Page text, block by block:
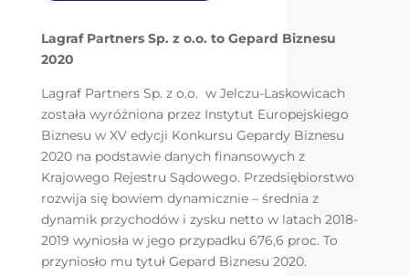
Lagraf Partners Sp. z o.o. to Gepard Biznesu
2020
Lagraf Partners Sp. z o.o. w Jelczu-Laskowicach
została wyróżniona przez Instytut Europejskiego
Biznesu w XV edycji Konkursu Gepardy Biznesu
2020 na podstawie danych finansowych z
Krajowego Rejestru Sądowego. Przedsiębiorstwo
rozwija się bowiem dynamicznie – średnia z
dynamik przychodów i zysku netto w latach 2018-
2019 wyniosła w jego przypadku 676,6 proc. To
przyniosło mu tytuł Gepard Biznesu 2020.